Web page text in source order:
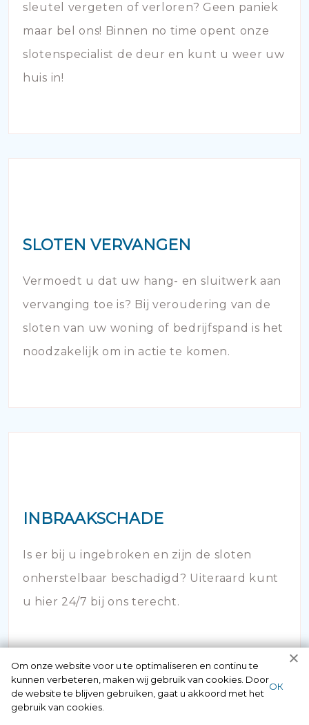
sleutel vergeten of verloren? Geen paniek
maar bel ons! Binnen no time opent onze
slotenspecialist de deur en kunt u weer uw
huis in!
SLOTEN VERVANGEN
Vermoedt u dat uw hang- en sluitwerk aan
vervanging toe is? Bij veroudering van de
sloten van uw woning of bedrijfspand is het
noodzakelijk om in actie te komen.
INBRAAKSCHADE
Is er bij u ingebroken en zijn de sloten
onherstelbaar beschadigd? Uiteraard kunt
u hier 24/7 bij ons terecht.
Om onze website voor u te optimaliseren en continu te
kunnen verbeteren, maken wij gebruik van cookies. Door
de website te blijven gebruiken, gaat u akkoord met het
gebruik van cookies.
ОК